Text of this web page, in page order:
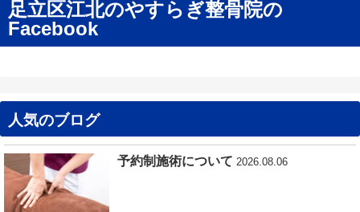
足立区江北のやすらぎ整骨院の
Facebook
人気のブログ
予約制施術について 2026.08.06